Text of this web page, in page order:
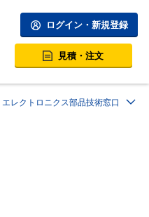
ログイン・新規登録
見積・注文
エレクトロニクス部品技術窓口